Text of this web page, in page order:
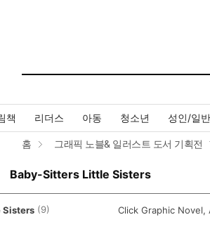
책 리더스 아동 청소년 성인/일반
홈 그래픽 노블& 일러스트 도서 기획전
Baby-Sitters Little Sisters
Sisters (9) Click Graphic Novel,